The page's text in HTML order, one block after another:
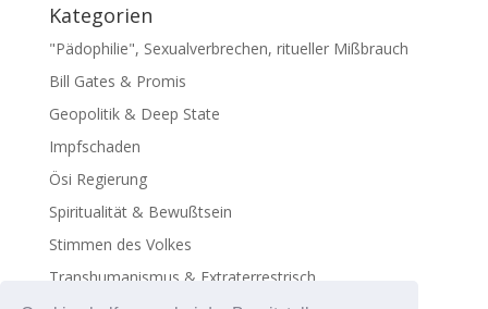
Kategorien
"Pädophilie", Sexualverbrechen, ritueller Mißbrauch
Bill Gates & Promis
Geopolitik & Deep State
Impfschaden
Ösi Regierung
Spiritualität & Bewußtsein
Stimmen des Volkes
Transhumanismus & Extraterrestrisch